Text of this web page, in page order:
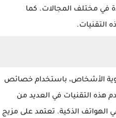
في مختلف المجالات. كما
التقنيات.
الأشخاص، باستخدام خصائص
هذه التقنيات في العديد من
الهواتف الذكية. تعتمد على مزيج